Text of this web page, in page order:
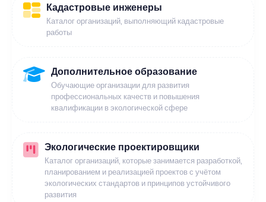
Кадастровые инженеры
Каталог организаций, выполняющий кадастровые
работы
Дополнительное образование
Обучающие организации для развития
профессиональных качеств и повышения
квалификации в экологической сфере
Экологические проектировщики
Каталог организаций, которые занимается разработкой,
планированием и реализацией проектов с учётом
экологических стандартов и принципов устойчивого
развития